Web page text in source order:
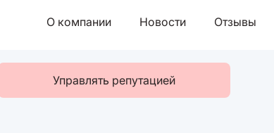
О компании Новости Отзывы
Управлять репутацией